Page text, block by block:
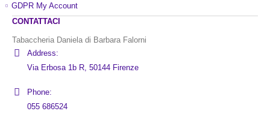
GDPR My Account
CONTATTACI
Tabaccheria Daniela di Barbara Falorni
Address:
Via Erbosa 1b R, 50144 Firenze
Phone:
055 686524